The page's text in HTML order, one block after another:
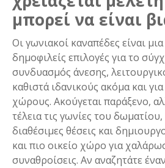
μπορεί να είναι
Οι γωνιακοί καναπέδες είναι
δημοφιλείς επιλογές για το
συνδυασμός άνεσης,
καθιστά ιδανικούς ακόμα και
χώρους. Ακούγεται παράξενο,
τέλεια τις γωνίες του
διαθέσιμες θέσεις και
και πιο οικείο χώρο για
συναθροίσεις. Αν αναζητάτε